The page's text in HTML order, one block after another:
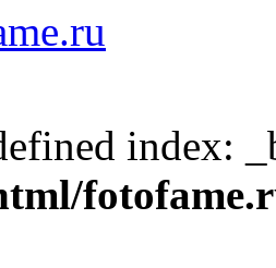
index: